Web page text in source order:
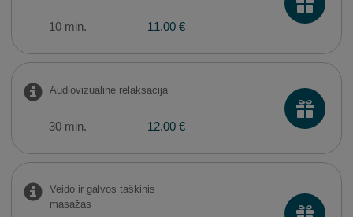
10 min. 11.00 €
Audiovizualinė relaksacija
30 min. 12.00 €
Veido ir galvos taškinis
masažas